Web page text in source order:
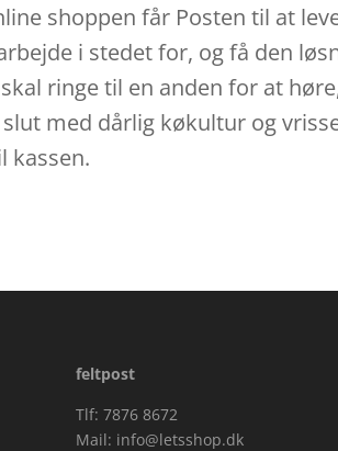
shoppen får Posten til at
i stedet for, og få den
ringe til en anden for at
med dårlig køkultur og
kassen.
feltpost
Tlf: 7876 8672
Mail: info@letsshop.dk